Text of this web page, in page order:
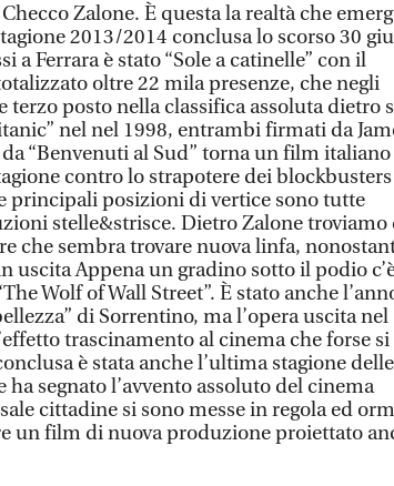
Zalone. È questa la realtà che
2013/2014 conclusa lo scorso 30
a Ferrara è stato “Sole a catinelle” con il
oltre 22 mila presenze, che negli
posto nella classifica assoluta dietro
nel nel 1998, entrambi firmati da
“Benvenuti al Sud” torna un film italiano
contro lo strapotere dei blockbusters
principali posizioni di vertice sono tutte
stelle&strisce. Dietro Zalone troviamo
che sembra trovare nuova linfa,
uscita Appena un gradino sotto il podio
Wolf of Wall Street”. È stato anche
di Sorrentino, ma l’opera uscita nel
trascinamento al cinema che forse si
è stata anche l’ultima stagione delle
segnato l’avvento assoluto del cinema
cittadine si sono messe in regola ed
un film di nuova produzione proiettato